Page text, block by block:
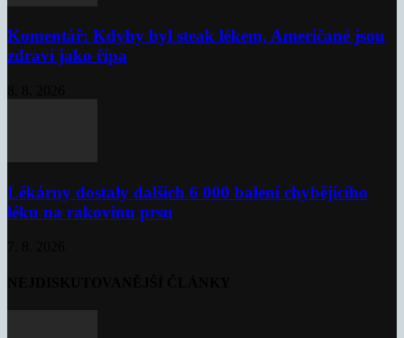
Komentář: Kdyby byl steak lékem, Američané jsou
zdraví jako řípa
Lékárny dostaly dalších 6 000 balení chybějícího
léku na rakovinu prsu